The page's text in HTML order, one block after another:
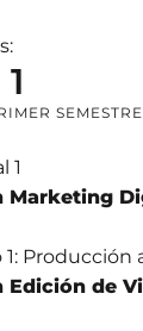
SEMESTRE
1
Marketing
Producción
Edición de